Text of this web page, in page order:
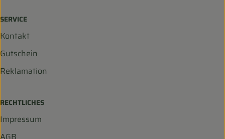
SERVICE
Kontakt
Gutschein
Reklamation
RECHTLICHES
Impressum